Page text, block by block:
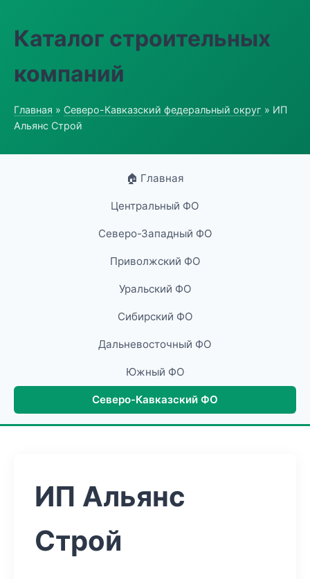
Каталог строительных
компаний
Главная » Северо-Кавказский федеральный округ » ИП
Альянс Строй
🏠 Главная
Центральный ФО
Северо-Западный ФО
Приволжский ФО
Уральский ФО
Сибирский ФО
Дальневосточный ФО
Южный ФО
Северо-Кавказский ФО
ИП Альянс
Строй